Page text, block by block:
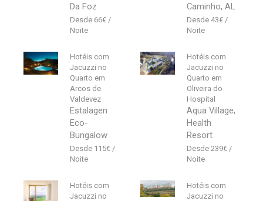
Da Foz
66€
Caminho, AL
43€
Hotéis com
Jacuzzi no
Quarto em
Arcos de
Valdevez
Estalagen
Eco-
Bungalow
115€
Hotéis com
Jacuzzi no
Quarto em
Oliveira do
Hospital
Aqua Village,
Health
Resort
239€
Hotéis com
Jacuzzi no
Hotéis com
Jacuzzi no